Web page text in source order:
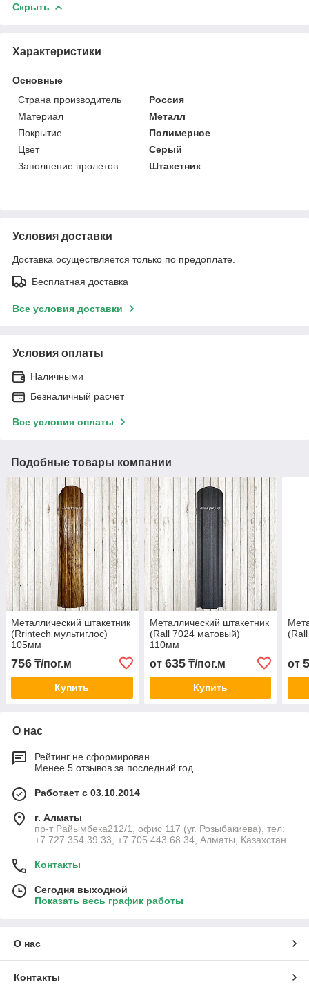
Скрыть
Характеристики
Основные
Страна производитель
Россия
Материал
Металл
Покрытие
Полимерное
Цвет
Серый
Заполнение пролетов
Штакетник
Условия доставки
Доставка осуществляется только по предоплате.
Бесплатная доставка
Все условия доставки
Условия оплаты
Наличными
Безналичный расчет
Все условия оплаты
Подобные товары компании
Металлический штакетник
(Rrintech мультиглос)
105мм
756 ₸/пог.м
Купить
Металлический штакетник
(Rall 7024 матовый)
110мм
от 635₸/пог.м
Купить
от
О нас
Рейтинг не сформирован
Менее 5 отзывов за последний год
Работает с 03.10.2014
г. Алматы
пр-т Райымбека212/1, офис 117 (уг. Розыбакиева), тел:
+7 727 354 39 33, +7 705 443 68 34, Алматы, Казахстан
Контакты
Сегодня выходной
Показать весь график работы
О нас
Контакты